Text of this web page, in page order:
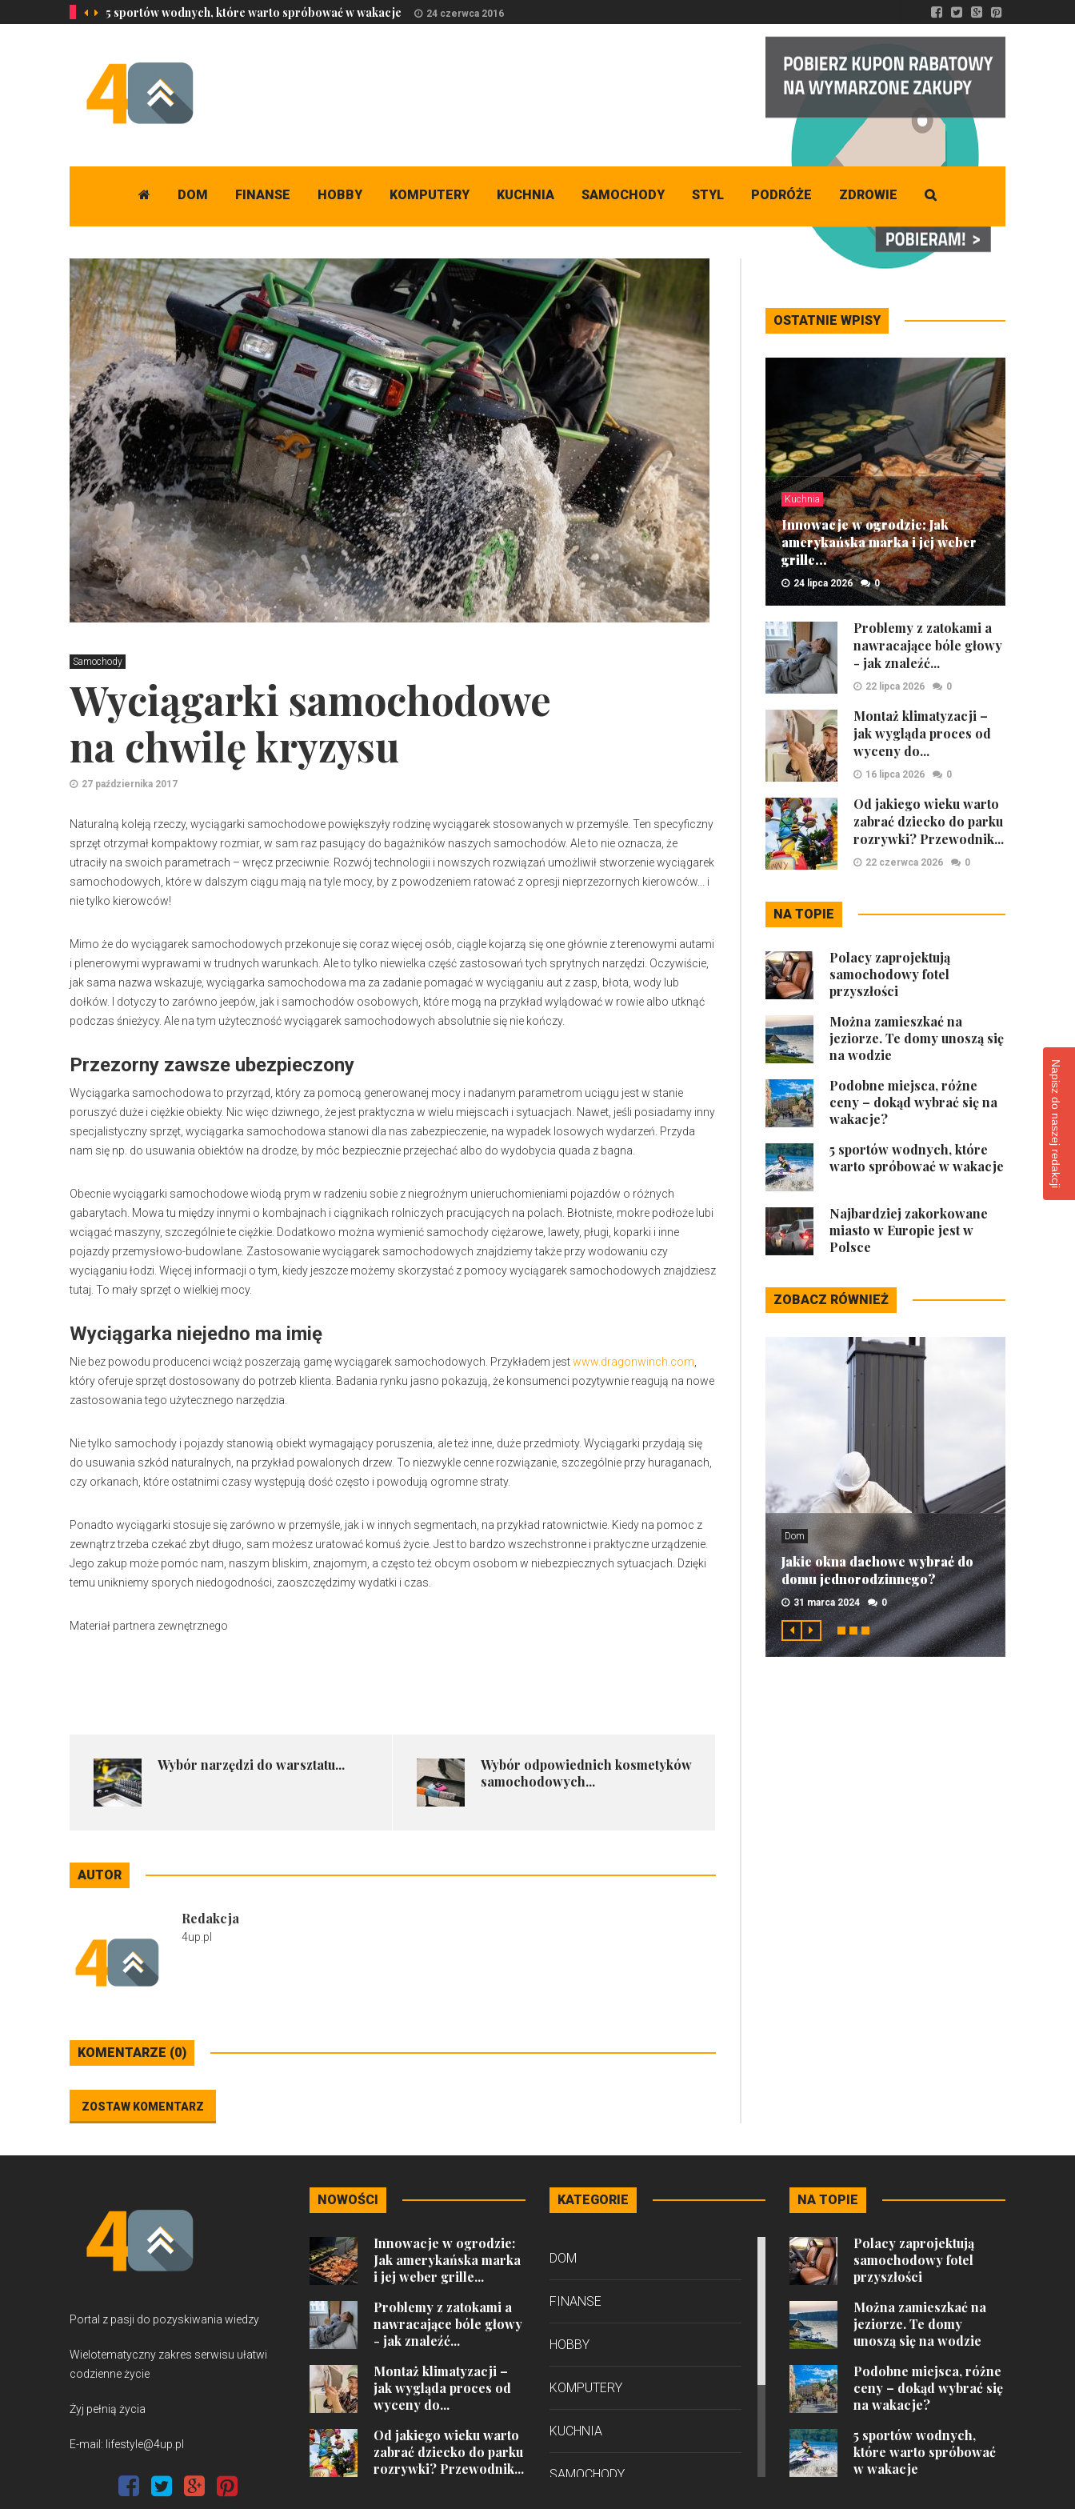
5 sportów wodnych, które warto spróbować w wakacje 24 czerwca 2016
DZISIAJ
DOM FINANSE HOBBY KOMPUTERY KUCHNIA SAMOCHODY STYL PODRÓŻE ZDROWIE
Samochody
Wyciągarki samochodowe
na chwilę kryzysu
27 października 2017
Naturalną koleją rzeczy, wyciągarki samochodowe powiększyły rodzinę wyciągarek stosowanych w przemyśle. Ten specyficzny
sprzęt otrzymał kompaktowy rozmiar, w sam raz pasujący do bagażników naszych samochodów. Ale to nie oznacza, że
utraciły na swoich parametrach – wręcz przeciwnie. Rozwój technologii i nowszych rozwiązań umożliwił stworzenie wyciągarek
samochodowych, które w dalszym ciągu mają na tyle mocy, by z powodzeniem ratować z opresji nieprzezornych kierowców... i
nie tylko kierowców!
Mimo że do wyciągarek samochodowych przekonuje się coraz więcej osób, ciągle kojarzą się one głównie z terenowymi autami
i plenerowymi wyprawami w trudnych warunkach. Ale to tylko niewielka część zastosowań tych sprytnych narzędzi. Oczywiście,
jak sama nazwa wskazuje, wyciągarka samochodowa ma za zadanie pomagać w wyciąganiu aut z zasp, błota, wody lub
dołków. I dotyczy to zarówno jeepów, jak i samochodów osobowych, które mogą na przykład wylądować w rowie albo utknąć
podczas śnieżycy. Ale na tym użyteczność wyciągarek samochodowych absolutnie się nie kończy.
Przezorny zawsze ubezpieczony
Wyciągarka samochodowa to przyrząd, który za pomocą generowanej mocy i nadanym parametrom uciągu jest w stanie
poruszyć duże i ciężkie obiekty. Nic więc dziwnego, że jest praktyczna w wielu miejscach i sytuacjach. Nawet, jeśli posiadamy inny
specjalistyczny sprzęt, wyciągarka samochodowa stanowi dla nas zabezpieczenie, na wypadek losowych wydarzeń. Przyda
nam się np. do usuwania obiektów na drodze, by móc bezpiecznie przejechać albo do wydobycia quada z bagna.
Obecnie wyciągarki samochodowe wiodą prym w radzeniu sobie z niegroźnym unieruchomieniami pojazdów o różnych
gabarytach. Mowa tu między innymi o kombajnach i ciągnikach rolniczych pracujących na polach. Błotniste, mokre podłoże lubi
wciągać maszyny, szczególnie te ciężkie. Dodatkowo można wymienić samochody ciężarowe, lawety, pługi, koparki i inne
pojazdy przemysłowo-budowlane. Zastosowanie wyciągarek samochodowych znajdziemy także przy wodowaniu czy
wyciąganiu łodzi. Więcej informacji o tym, kiedy jeszcze możemy skorzystać z pomocy wyciągarek samochodowych znajdziesz
tutaj. To mały sprzęt o wielkiej mocy.
Wyciągarka niejedno ma imię
Nie bez powodu producenci wciąż poszerzają gamę wyciągarek samochodowych. Przykładem jestwww.dragonwinch.com
który oferuje sprzęt dostosowany do potrzeb klienta. Badania rynku jasno pokazują, że konsumenci pozytywnie reagują na nowe
zastosowania tego użytecznego narzędzia.
Nie tylko samochody i pojazdy stanowią obiekt wymagający poruszenia, ale też inne, duże przedmioty. Wyciągarki przydają się
do usuwania szkód naturalnych, na przykład powalonych drzew. To niezwykle cenne rozwiązanie, szczególnie przy huraganach,
czy orkanach, które ostatnimi czasy występują dość często i powodują ogromne straty.
Ponadto wyciągarki stosuje się zarówno w przemyśle, jak i w innych segmentach, na przykład ratownictwie. Kiedy na pomoc z
zewnątrz trzeba czekać zbyt długo, sam możesz uratować komuś życie. Jest to bardzo wszechstronne i praktyczne urządzenie.
Jego zakup może pomóc nam, naszym bliskim, znajomym, a często też obcym osobom w niebezpiecznych sytuacjach. Dzięki
temu unikniemy sporych niedogodności, zaoszczędzimy wydatki i czas.
Materiał partnera zewnętrznego
​Wybór narzędzi do warsztatu...
​Wybór odpowiednich kosmetyków
samochodowych...
AUTOR
Redakcja
4up.pl
KOMENTARZE (0)
ZOSTAW KOMENTARZ
OSTATNIE WPISY
Kuchnia
Innowacje w ogrodzie: Jak
amerykańska marka i jej weber
grille...
24 lipca 2026 0
Problemy z zatokami a
nawracające bóle głowy
- jak znaleźć...
22 lipca 2026 0
Montaż klimatyzacji –
jak wygląda proces od
wyceny do...
16 lipca 2026 0
Od jakiego wieku warto
zabrać dziecko do parku
rozrywki? Przewodnik...
22 czerwca 2026 0
NA TOPIE
Polacy zaprojektują
samochodowy fotel
przyszłości
Można zamieszkać na
jeziorze. Te domy unoszą się
na wodzie
Podobne miejsca, różne
ceny – dokąd wybrać się na
wakacje?
5 sportów wodnych, które
warto spróbować w wakacje
Najbardziej zakorkowane
miasto w Europie jest w
Polsce
ZOBACZ RÓWNIEŻ
Dom
Jakie okna dachowe wybrać do
domu jednorodzinnego?
31 marca 2024 0
Portal z pasji do pozyskiwania wiedzy
Wielotematyczny zakres serwisu ułatwi
codzienne życie
Żyj pełnią życia
E-mail: lifestyle@4up.pl
NOWOŚCI
Innowacje w ogrodzie:
Jak amerykańska marka
i jej weber grille...
Problemy z zatokami a
nawracające bóle głowy
- jak znaleźć...
Montaż klimatyzacji –
jak wygląda proces od
wyceny do...
Od jakiego wieku warto
zabrać dziecko do parku
rozrywki? Przewodnik...
KATEGORIE
DOM
FINANSE
HOBBY
KOMPUTERY
KUCHNIA
SAMOCHODY
NA TOPIE
Polacy zaprojektują
samochodowy fotel
przyszłości
Można zamieszkać na
jeziorze. Te domy
unoszą się na wodzie
Podobne miejsca, różne
ceny – dokąd wybrać się
na wakacje?
5 sportów wodnych,
które warto spróbować
w wakacje
Napisz do naszej redakcji